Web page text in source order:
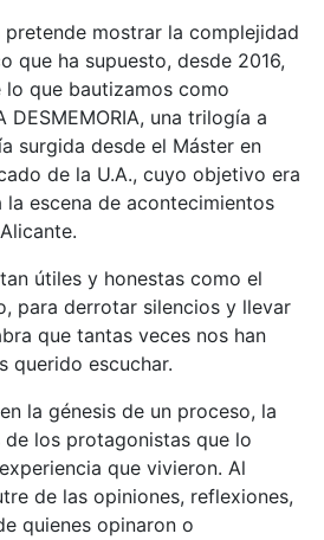
pretende mostrar la complejidad
que ha supuesto, desde 2016,
lo que bautizamos como
DESMEMORIA, una trilogía a
surgida desde el Máster en
de la U.A., cuyo objetivo era
la escena de acontecimientos
útiles y honestas como el
para derrotar silencios y llevar
que tantas veces nos han
querido escuchar.
la génesis de un proceso, la
los protagonistas que lo
que vivieron. Al
de las opiniones, reflexiones,
quienes opinaron o